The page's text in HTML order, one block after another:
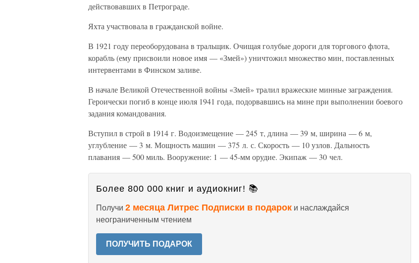
действовавших в Петрограде.
Яхта участвовала в гражданской войне.
В 1921 году переоборудована в тральщик. Очищая голубые дороги для торгового флота,
корабль (ему присвоили новое имя — «Змей») уничтожил множество мин, поставленных
интервентами в Финском заливе.
В начале Великой Отечественной войны «Змей» тралил вражеские минные заграждения.
Героически погиб в конце июля 1941 года, подорвавшись на мине при выполнении боевого
задания командования.
Вступил в строй в 1914 г. Водоизмещение — 245 т, длина — 39 м, ширина — 6 м,
углубление — 3 м. Мощность машин — 375 л. с. Скорость — 10 узлов. Дальность
плавания — 500 миль. Вооружение: 1 — 45-мм орудие. Экипаж — 30 чел.
Более 800 000 книг и аудиокниг! 📚
Получи 2 месяца Литрес Подписки в подарок и наслаждайся
неограниченным чтением
ПОЛУЧИТЬ ПОДАРОК